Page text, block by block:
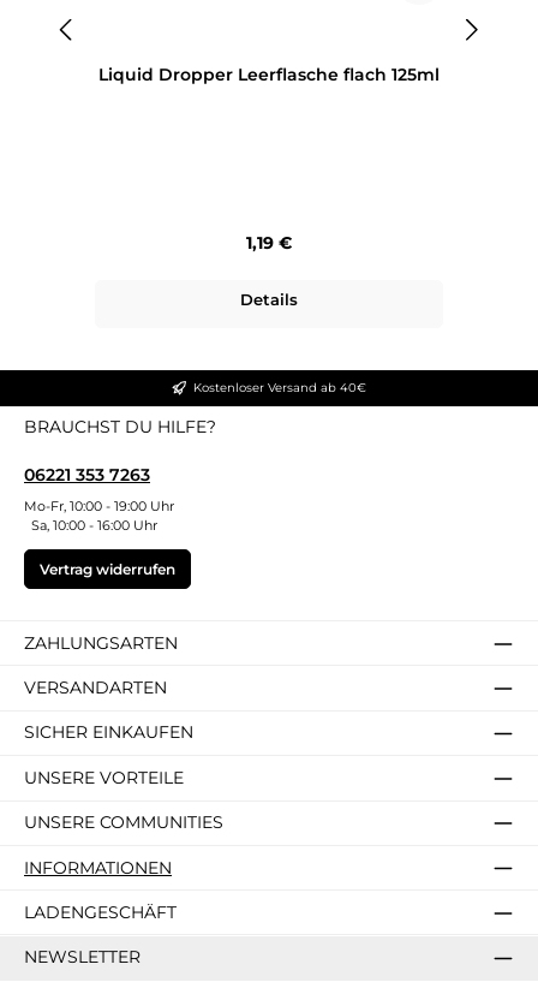
Liquid Dropper Leerflasche flach 125ml
Regulärer Preis:
1,19 €
Details
Kostenloser Versand ab 40€
BRAUCHST DU HILFE?
06221 353 7263
Mo-Fr, 10:00 - 19:00 Uhr
Sa, 10:00 - 16:00 Uhr
Vertrag widerrufen
ZAHLUNGSARTEN
VERSANDARTEN
SICHER EINKAUFEN
UNSERE VORTEILE
UNSERE COMMUNITIES
INFORMATIONEN
LADENGESCHÄFT
NEWSLETTER